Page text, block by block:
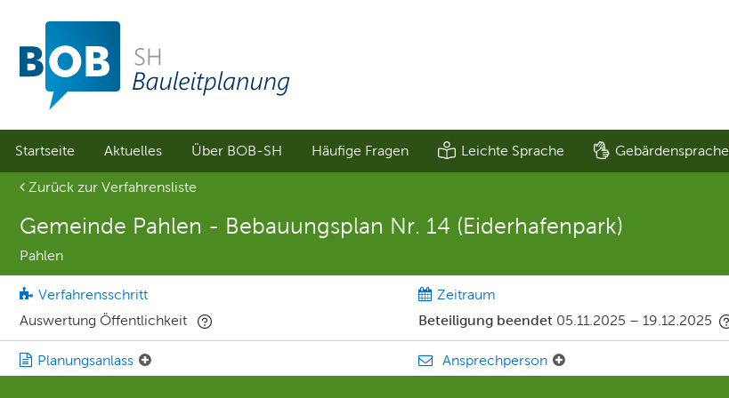
Sprungmenü
Direkt
Hauptnavigation
springen
Direkt
Inhalt
springen
Startseite Aktuelles Über BOB-SH Häufige Fragen Leichte Sprache Gebärdensprache
Aktuelle Seite
Zurück zur Verfahrensliste
Gemeinde Pahlen - Bebauungsplan Nr. 14 (Eiderhafenpark)
Pahlen
Verfahrensschritt
Auswertung Öffentlichkeit
Zeitraum
Beteiligung beendet 05.11.2025 – 19.12.2025
Planungsanlass Ansprechperson